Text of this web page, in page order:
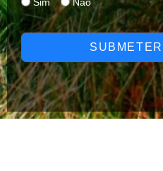
SUBMETER